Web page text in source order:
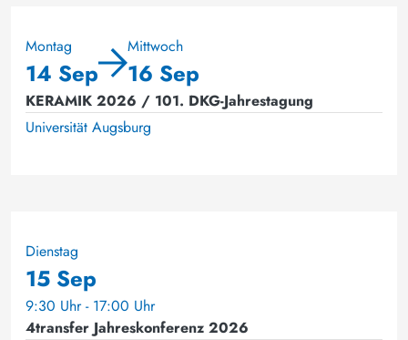
Montag
14 Sep
Mittwoch
16 Sep
KERAMIK 2026 / 101. DKG-Jahrestagung
Universität Augsburg
Dienstag
15 Sep
9:30 Uhr - 17:00 Uhr
4transfer Jahreskonferenz 2026